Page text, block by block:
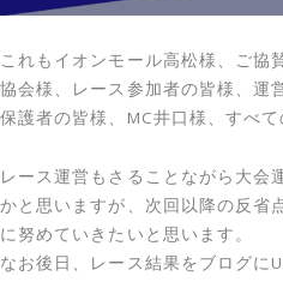
これもイオンモール高松様、ご協
協会様、レース参加者の皆様、運
保護者の皆様、MC井口様、すべ
レース運営もさることながら大会
かと思いますが、次回以降の反省
に努めていきたいと思います。
なお後日、レース結果をブログに